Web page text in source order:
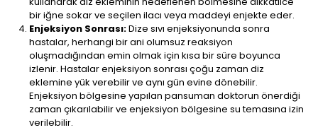
bir iğne sokar ve seçilen ilacı veya maddeyi enjekte eder.
Enjeksiyon Sonrası:Dize sıvı enjeksiyonunda sonra
hastalar, herhangi bir ani olumsuz reaksiyon
oluşmadığından emin olmak için kısa bir süre boyunca
izlenir. Hastalar enjeksiyon sonrası çoğu zaman diz
eklemine yük verebilir ve aynı gün evine dönebilir.
Enjeksiyon bölgesine yapılan pansuman doktorun önerdiği
zaman çıkarılabilir ve enjeksiyon bölgesine su temasına izin
verilebilir.